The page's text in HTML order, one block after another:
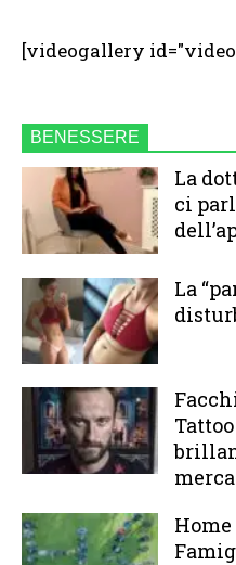
[videogallery
BENESSERE
La
ci
La